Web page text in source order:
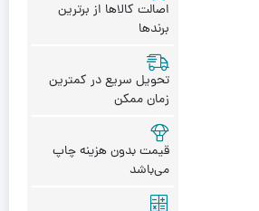
اصالت کالاها از برترین
برندها
تحویل سریع در کمترین
زمان ممکن
قیمت بدون هزینه چاپ
می‌باشد